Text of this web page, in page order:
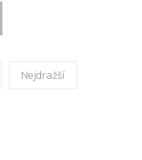
Nejdražší